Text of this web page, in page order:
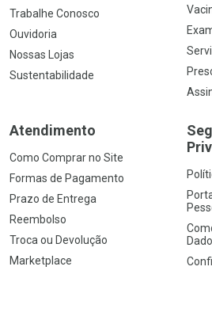
Trabalhe Conosco
Ouvidoria
Nossas Lojas
Sustentabilidade
Atendimento
Como Comprar no Site
Formas de Pagamento
Prazo de Entrega
Reembolso
Troca ou Devolução
Marketplace